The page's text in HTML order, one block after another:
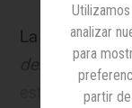
La
delivery.Este
estudio anual
analizar
para
partir